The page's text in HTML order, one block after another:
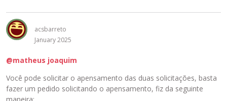
acsbarreto
January 2025
@matheus joaquim
Você pode solicitar o apensamento das duas solicitações, basta
fazer um pedido solicitando o apensamento, fiz da seguinte